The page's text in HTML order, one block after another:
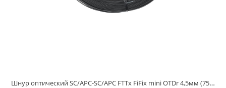
Шнур оптический SC/APC-SC/APC FTTx FiFix mini OTDr 4,5мм (75м)